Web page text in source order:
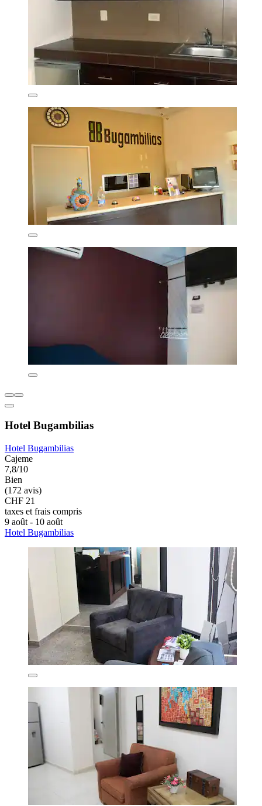
Hotel Bugambilias
Hotel Bugambilias
Cajeme
7,8/10
Bien
(172 avis)
CHF 21
taxes et frais compris
9 août - 10 août
Hotel Bugambilias